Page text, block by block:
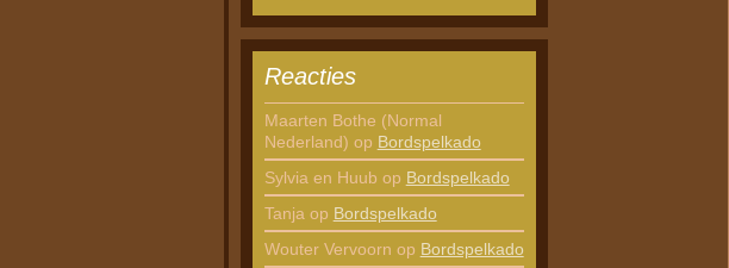
Reacties
Maarten Bothe (Normal
Nederland) op Bordspelkado
Sylvia en Huub op Bordspelkado
Tanja op Bordspelkado
Wouter Vervoorn op Bordspelkado